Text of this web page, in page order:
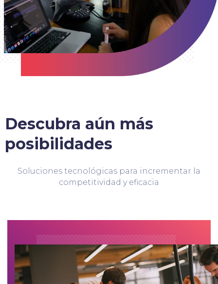
Descubra aún más
posibilidades
Soluciones tecnológicas para incrementar la
competitividad y eficacia